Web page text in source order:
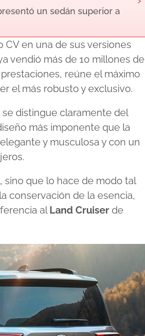
un sedán superior a
CV en una de sus versiones
vendió más de 10 millones de
reúne el máximo
el más robusto y exclusivo.
se distingue claramente del
más imponente que la
y musculosa y con un
sino que lo hace de modo tal
conservación de la esencia,
alLand Cruiser de